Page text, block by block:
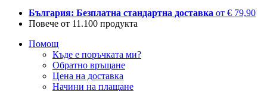
България: Безплатна стандартна доставка от € 79,90
Повече от 11.100 продукта
Помощ
Къде е поръчката ми?
Обратно връщане
Цена на доставка
Начини на плащане